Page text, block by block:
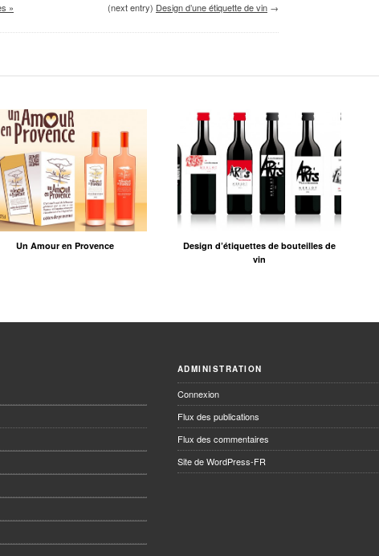
»
(next entry) Design d’une étiquette de vin →
Un Amour en Provence
Design d’étiquettes de bouteilles de
vin
ADMINISTRATION
Connexion
Flux des publications
Flux des commentaires
Site de WordPress-FR